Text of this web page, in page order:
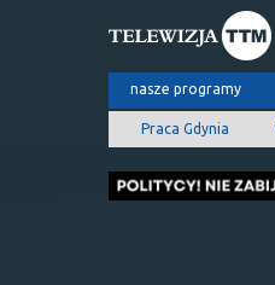
nasze programy
Praca Gdynia